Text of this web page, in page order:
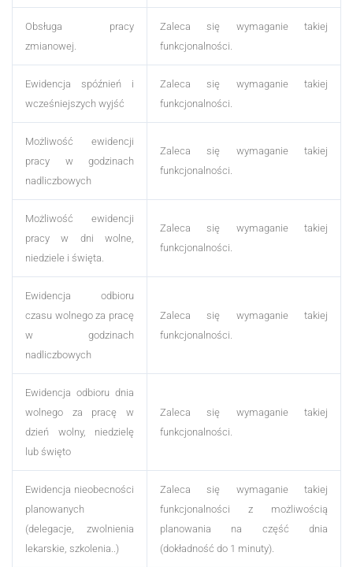
Obsługa pracy
zmianowej.
Zaleca się wymaganie takiej
funkcjonalności.
Ewidencja spóźnień i
wcześniejszych wyjść
Zaleca się wymaganie takiej
funkcjonalności.
Możliwość ewidencji
pracy w godzinach
nadliczbowych
Zaleca się wymaganie takiej
funkcjonalności.
Możliwość ewidencji
pracy w dni wolne,
niedziele i święta.
Zaleca się wymaganie takiej
funkcjonalności.
Ewidencja odbioru
czasu wolnego za pracę
w godzinach
nadliczbowych
Zaleca się wymaganie takiej
funkcjonalności.
Ewidencja odbioru dnia
wolnego za pracę w
dzień wolny, niedzielę
lub święto
Zaleca się wymaganie takiej
funkcjonalności.
Ewidencja nieobecności
planowanych
(delegacje, zwolnienia
lekarskie, szkolenia..)
Zaleca się wymaganie takiej
funkcjonalności z możliwością
planowania na część dnia
(dokładność do 1 minuty).